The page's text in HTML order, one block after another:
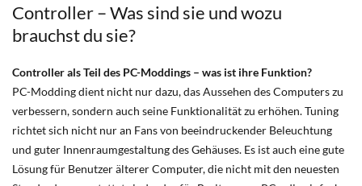
Controller – Was sind sie und wozu
brauchst du sie?
Controller als Teil des PC-Moddings – was ist ihre Funktion?
PC-Moddingdient nicht nur dazu, das Aussehen des Computers zu
verbessern, sondern auch seine Funktionalität zu erhöhen. Tuning
richtet sich nicht nur an Fans von beeindruckender Beleuchtung
und guter Innenraumgestaltung des Gehäuses. Es ist auch eine gute
Lösung für Benutzer älterer Computer, die nicht mit den neuesten